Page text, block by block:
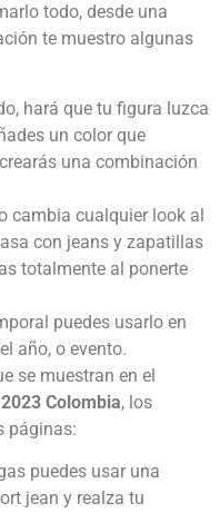
todo, desde una
te muestro algunas
hará que tu figura luzca
un color que
una combinación
cambia cualquier look al
con jeans y zapatillas
totalmente al ponerte
puedes usarlo en
año, o evento.
se muestran en el
Colombia, los
páginas:
puedes usar una
jean y realza tu